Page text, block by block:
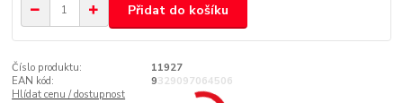
Přidat do košíku
Číslo produktu:
11927
EAN kód:
9329097064506
Hlídat cenu / dostupnost